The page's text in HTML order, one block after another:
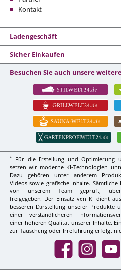
Kontakt
Ladengeschäft
Sicher Einkaufen
Besuchen Sie auch unsere
*
Für die Erstellung und Optimierung
setzen wir moderne KI-Technologien
Dazu gehören unter anderem
Videos sowie grafische Inhalte. Sämtliche
von unserem Team geprüft,
freigegeben. Der Einsatz von KI dient
besseren Darstellung unserer Produkte
einer verständlicheren
einer höheren Qualität unserer Inhalte.
zur Täuschung oder Irreführung erfolgt
Facebook InstagramYouTube